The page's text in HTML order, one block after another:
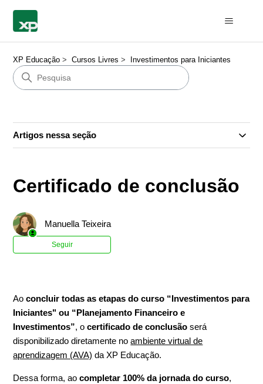
XP Educação Cursos Livres Investimentos para Iniciantes
Artigos nessa seção
Certificado de conclusão
Manuella Teixeira
Seguir
Aoconcluir todas as etapas do curso “Investimentos para
Iniciantes" ou “Planejamento Financeiro e
Investimentos”, ocertificado de conclusão será
disponibilizado diretamente noambiente virtual de
aprendizagem (AVA) da XP Educação.
Dessa forma, aocompletar 100% da jornada do curso,